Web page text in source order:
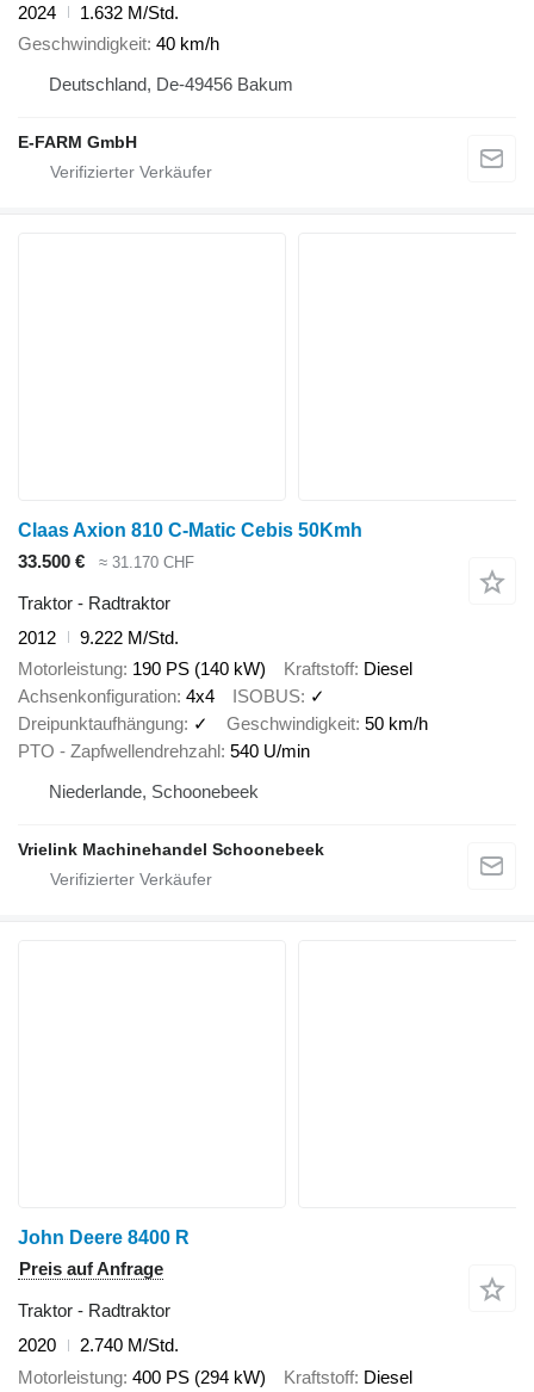
2024
1.632 M/Std.
Geschwindigkeit 40 km/h
Deutschland, De-49456 Bakum
E-FARM GmbH
Claas Axion 810 C-Matic Cebis 50Kmh
33.500 €
≈ 31.170 CHF
Traktor - Radtraktor
2012
9.222 M/Std.
Motorleistung 190 PS (140 kW) Kraftstoff Diesel
Achsenkonfiguration 4x4 ISOBUS ✓
Dreipunktaufhängung ✓ Geschwindigkeit 50 km/h
PTO - Zapfwellendrehzahl 540 U/min
Niederlande, Schoonebeek
Vrielink Machinehandel Schoonebeek
John Deere 8400 R
Preis auf Anfrage
Traktor - Radtraktor
2020
2.740 M/Std.
Motorleistung 400 PS (294 kW) Kraftstoff Diesel